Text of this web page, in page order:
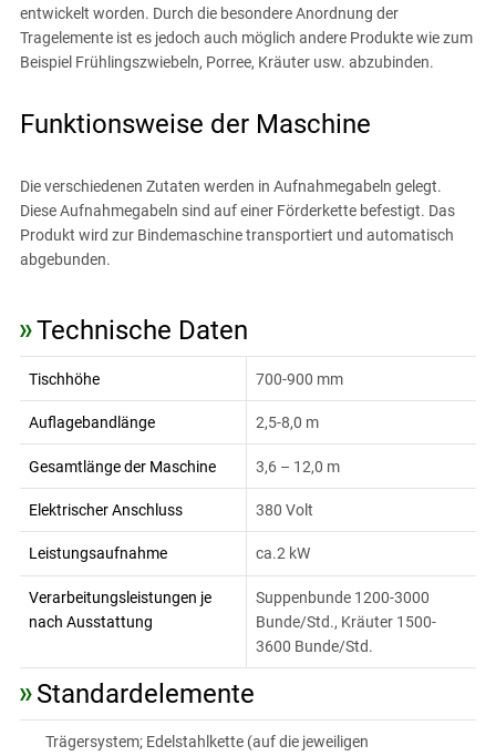
entwickelt worden. Durch die besondere Anordnung der
Tragelemente ist es jedoch auch möglich andere Produkte wie zum
Beispiel Frühlingszwiebeln, Porree, Kräuter usw. abzubinden.
Funktionsweise der Maschine
Die verschiedenen Zutaten werden in Aufnahmegabeln gelegt.
Diese Aufnahmegabeln sind auf einer Förderkette befestigt. Das
Produkt wird zur Bindemaschine transportiert und automatisch
abgebunden.
Technische Daten
Tischhöhe 700-900 mm
Auflagebandlänge 2,5-8,0 m
Gesamtlänge der Maschine 3,6 – 12,0 m
Elektrischer Anschluss 380 Volt
Leistungsaufnahme ca.2 kW
Verarbeitungsleistungen je
nach Ausstattung
Suppenbunde 1200-3000
Bunde/Std., Kräuter 1500-
3600 Bunde/Std.
Standardelemente
Trägersystem; Edelstahlkette (auf die jeweiligen